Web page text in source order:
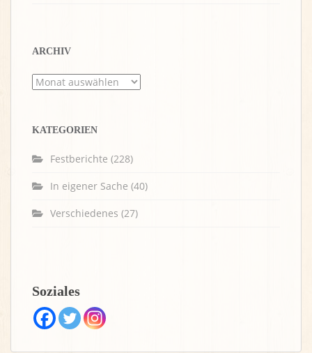
ARCHIV
Archiv
KATEGORIEN
Festberichte (228)
In eigener Sache (40)
Verschiedenes (27)
Soziales